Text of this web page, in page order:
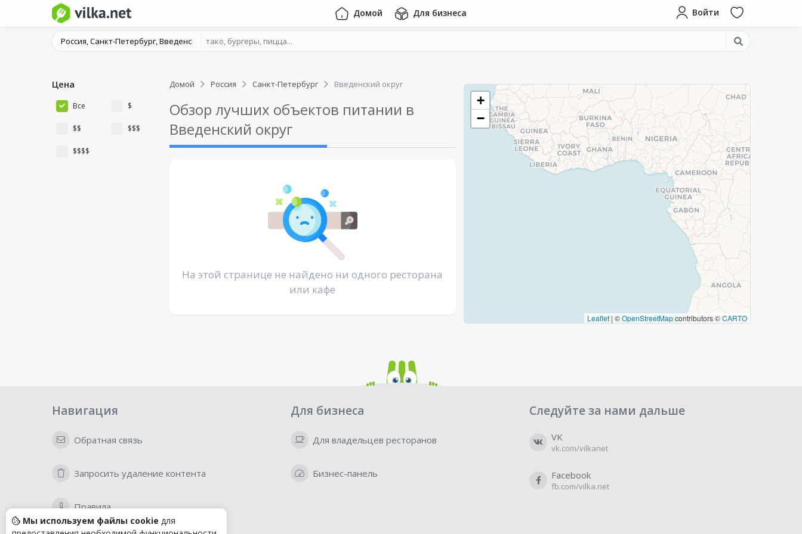
Домой Для бизнеса Войти
Цена
Все $
$$ $$$
$$$$
Домой Россия Санкт-Петербург Введенский округ
Обзор лучших объектов питании в
Введенский округ
На этой странице не найдено ни одного ресторана
или кафе
+
−
Leaflet | ©OpenStreetMapcontributors ©CARTO
Навигация
Обратная связь
Запросить удаление контента
Правила
Для бизнеса
Для владельцев ресторанов
Бизнес-панель
Следуйте за нами дальше
VK
vk.com/vilkanet
Facebook
fb.com/vilka.net
Мы используем файлы cookie для